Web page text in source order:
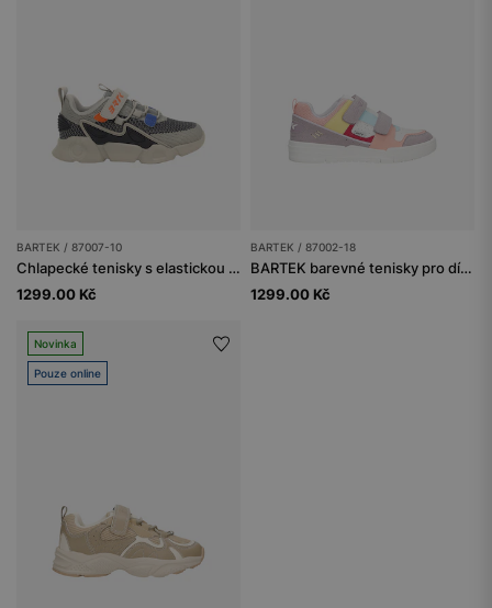
BARTEK / 87007-10
Chlapecké tenisky s elastickou síťovinou a suchým zipem BARTEK 87007-10
1299.00 Kč
BARTEK / 87002-18
BARTEK barevné tenisky pro dívky 87002-18
1299.00 Kč
Novinka
Pouze online